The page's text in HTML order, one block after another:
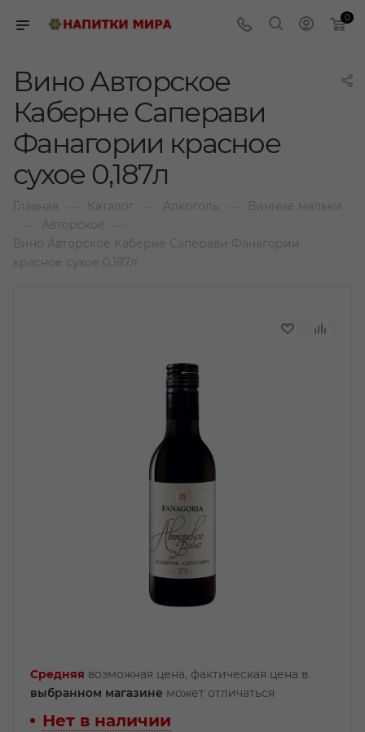
0
Вино Авторское
Каберне Саперави
Фанагории красное
сухое 0,187л
Главная Каталог Алкоголь Винные мальки
Авторское
Вино Авторское Каберне Саперави Фанагории
красное сухое 0,187л
Средняя возможная цена, фактическая цена в
выбранном магазине может отличаться
Нет в наличии